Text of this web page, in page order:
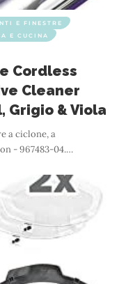
E FINESTRE
E CUCINA
Cordless
Cleaner
Grigio & Viola
a ciclone, a
- 967483-04.…